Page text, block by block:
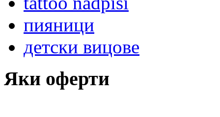
пияници
детски вицове
Яки оферти